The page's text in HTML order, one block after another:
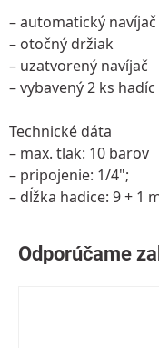
– automatický
– otočný držiak
– uzatvorený navíjač
– vybavený 2 ks
Technické dáta
– max. tlak: 10 barov
– pripojenie: 1/4";
– dĺžka hadice: 9 + 1